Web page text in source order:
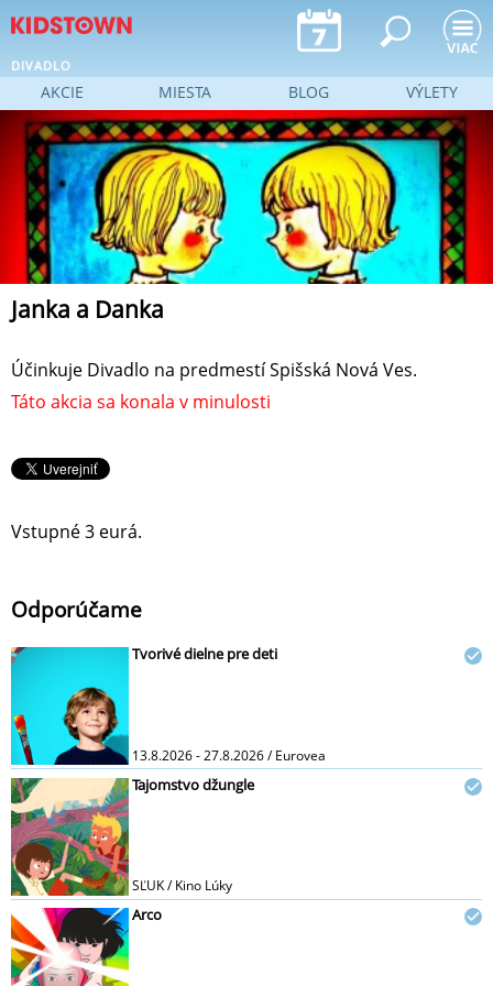
Jump to navigation
DIVADLO
Janka a Danka
Účinkuje Divadlo na predmestí Spišská Nová Ves.
Táto akcia sa konala v minulosti
Vstupné 3 eurá.
Odporúčame
Tvorivé dielne pre deti
13.8.2026 - 27.8.2026 / Eurovea
Tajomstvo džungle
SĽUK / Kino Lúky
Arco
AKCIE MIESTA BLOG VÝLETY